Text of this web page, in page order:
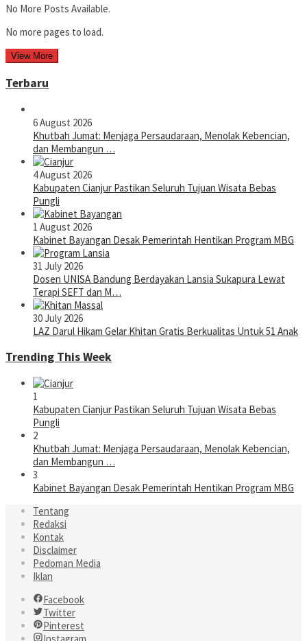
No More Posts Available.
No more pages to load.
View More
Terbaru
6 August 2026
Khutbah Jumat: Menjaga Persaudaraan, Menolak Kebencian,
dan Membangun …
4 August 2026
Kabupaten Cianjur Pastikan Seluruh Tujuan Wisata Bebas
Pungli
1 August 2026
Kabinet Bayangan Desak Pemerintah Hentikan Program MBG
31 July 2026
Dosen UNISA Bandung Berdayakan Lansia Sukapura Lewat
Terapi SEFT dan M…
30 July 2026
LAZ Darul Hikam Gelar Khitan Gratis Berkualitas Untuk 51 Anak
Trending This Week
1
Kabupaten Cianjur Pastikan Seluruh Tujuan Wisata Bebas
Pungli
2
Khutbah Jumat: Menjaga Persaudaraan, Menolak Kebencian,
dan Membangun …
3
Kabinet Bayangan Desak Pemerintah Hentikan Program MBG
Tentang
Redaksi
Kontak
Disclaimer
Pedoman Media
Iklan
Facebook
Twitter
Pinterest
Instagram